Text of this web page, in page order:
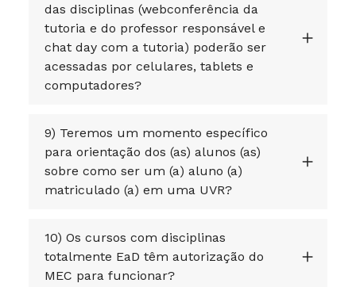
das disciplinas (webconferência da
tutoria e do professor responsável e
chat day com a tutoria) poderão ser
acessadas por celulares, tablets e
computadores?
9) Teremos um momento específico
para orientação dos (as) alunos (as)
sobre como ser um (a) aluno (a)
matriculado (a) em uma UVR?
10) Os cursos com disciplinas
totalmente EaD têm autorização do
MEC para funcionar?